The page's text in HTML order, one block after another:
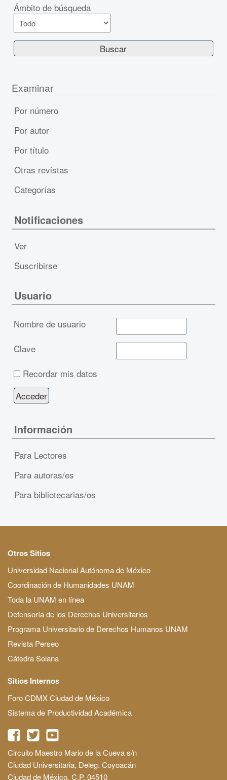
Ámbito de búsqueda
Examinar
Por número
Por autor
Por título
Otras revistas
Categorías
Notificaciones
Ver
Suscribirse
Usuario
Nombre de usuario
Clave
Recordar mis datos
Información
Para Lectores
Para autoras/es
Para bibliotecarias/os
Otros Sitios
Universidad Nacional Autónoma de México
Coordinación de Humanidades UNAM
Toda la UNAM en línea
Defensoría de los Derechos Universitarios
Programa Universitario de Derechos Humanos UNAM
Revista Perseo
Cátedra Solana
Sitios Internos
Foro CDMX Ciudad de México
Sistema de Productividad Académica
Circuito Maestro Mario de la Cueva s/n
Ciudad Universitaria, Deleg. Coyoacán
Ciudad de México, C.P. 04510